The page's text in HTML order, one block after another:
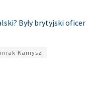
Były brytyjski oficer
Kamysz